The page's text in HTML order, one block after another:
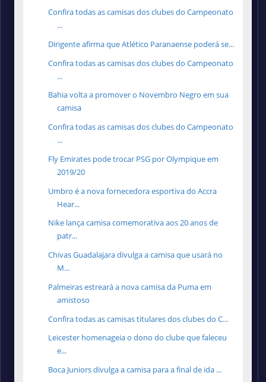
Confira todas as camisas dos clubes do Campeonato
...
Dirigente afirma que Atlético Paranaense poderá se...
Confira todas as camisas dos clubes do Campeonato
...
Bahia volta a promover o Novembro Negro em sua
camisa
Confira todas as camisas dos clubes do Campeonato
...
Fly Emirates pode trocar PSG por Olympique em
2019/20
Umbro é a nova fornecedora esportiva do Accra
Hear...
Nike lança camisa comemorativa aos 20 anos de
patr...
Chivas Guadalajara divulga a camisa que usará no
M...
Palmeiras estreará a nova camisa da Puma em
amistoso
Confira todas as camisas titulares dos clubes do C...
Leicester homenageia o dono do clube que faleceu
e...
Boca Juniors divulga a camisa para a final de ida ...